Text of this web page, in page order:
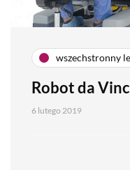
wszechstronny
Robot da
6 lutego 2019